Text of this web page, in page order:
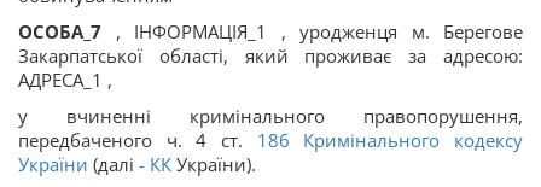
ОСОБА_7 , ІНФОРМАЦІЯ_1 , уродженця м. Берегове
Закарпатської області, який проживає за адресою:
АДРЕСА_1 ,
у вчиненні кримінального правопорушення,
передбаченого ч. 4 ст. 186 Кримінального кодексу
України (далі - КК України).